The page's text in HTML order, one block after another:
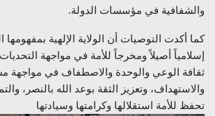
والشفافية في مؤسسات الدولة.
كما أكدت التوصيات أن الولاية الإلهية بمفهومها
إسلامياً أصيلاً ومخرجاً للأمة في مواجهة
ثقافة الوعي والوحدة والاصطفاف في مواجهة
والاستهداف، وتعزيز الثقة بوعد الله بالنصر،
تحفظ للأمة استقلالها وكرامتها وسيادتها